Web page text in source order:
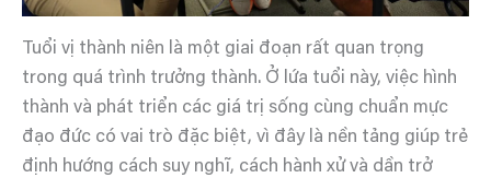
Tuổi vị thành niên là một giai đoạn rất quan trọng
trong quá trình trưởng thành. Ở lứa tuổi này, việc hình
thành và phát triển các giá trị sống cùng chuẩn mực
đạo đức có vai trò đặc biệt, vì đây là nền tảng giúp trẻ
định hướng cách suy nghĩ, cách hành xử và dần trở